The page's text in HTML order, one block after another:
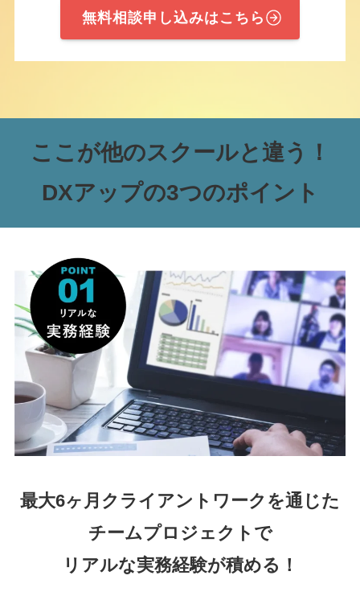
無料相談申し込みはこちら
ここが他のスクールと違う！
DXアップの3つのポイント
最大6ヶ月クライアントワークを通じた
チームプロジェクトで
リアルな実務経験が積める！